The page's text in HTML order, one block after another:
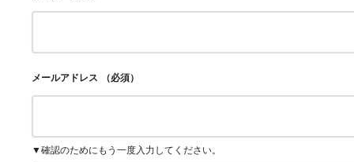
メールアドレス （必須）
▼確認のためにもう一度入力してください。